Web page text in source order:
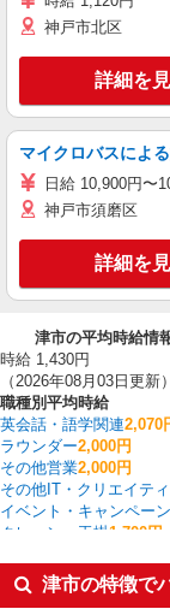
神戸市北区
詳細を
マイクロバスによ
日給 10,900円〜
神戸市須磨区
詳細を
津市の平均時給情
時給 1,430円
（2026年08月03日更新）
職種別平均時給
英会話・語学関連2,070
ラウンダー2,000円
その他営業2,000円
その他IT・クリエイテ
イベント・キャンペーン
クレーン・玉掛1,700円
CADオペレーター・積
看護師・保健師・看護
津市の特徴で